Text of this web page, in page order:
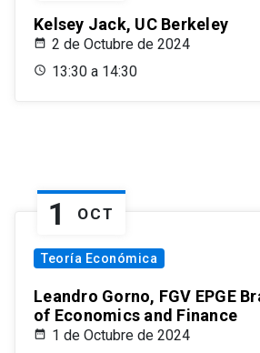
Kelsey Jack, UC Berkeley
2 de Octubre de 2024
13:30 a 14:30
1 OCT
Teoría Económica
Leandro Gorno, FGV EPGE
of Economics and Finance
1 de Octubre de 2024